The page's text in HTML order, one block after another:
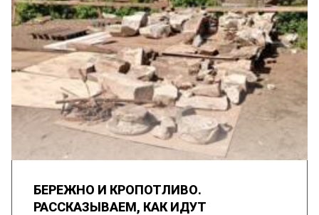
БЕРЕЖНО И КРОПОТЛИВО.
РАССКАЗЫВАЕМ, КАК ИДУТ